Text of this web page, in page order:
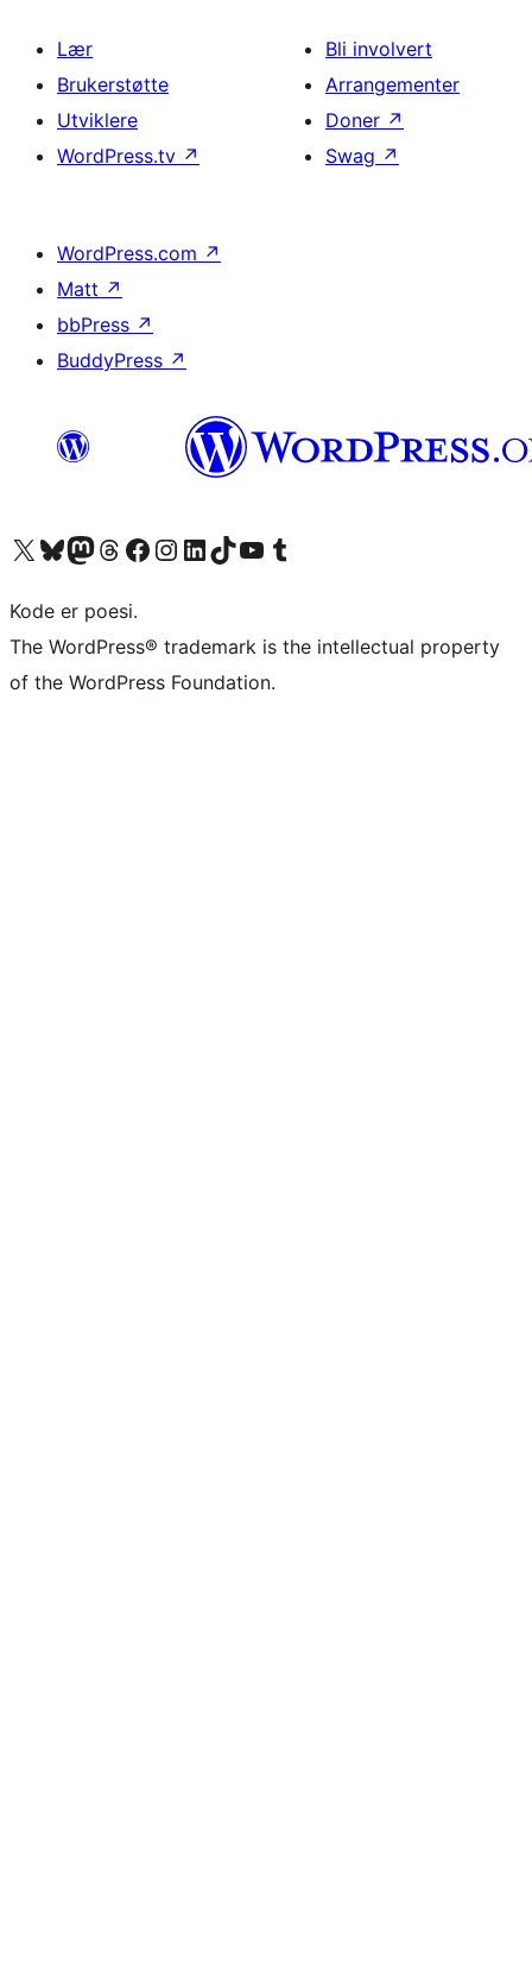
Lær
Brukerstøtte
Utviklere
WordPress.tv ↗
Bli involvert
Arrangementer
Doner ↗
Swag ↗
WordPress.com ↗
Matt ↗
bbPress ↗
BuddyPress ↗
Besøk vår konto på X Visit our Bluesky account
Besøk vår Mastodon-konto
Visit our Threads account
Besøk vår Facebook-sideBesøk vår Instagram-konto
Besøk vår LinkedIn-konto
Visit our TikTok account
Visit our YouTube channel
Visit our Tumblr account
Kode er poesi.
The WordPress® trademark is the intellectual property
of the WordPress Foundation.